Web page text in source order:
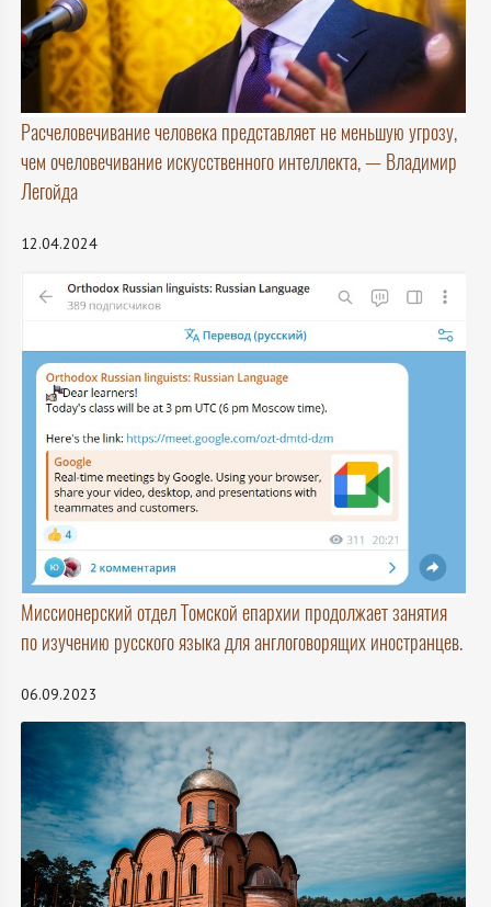
Расчеловечивание человека представляет не меньшую угрозу,
чем очеловечивание искусственного интеллекта, — Владимир
Легойда
12.04.2024
Миссионерский отдел Томской епархии продолжает занятия
по изучению русского языка для англоговорящих иностранцев.
06.09.2023